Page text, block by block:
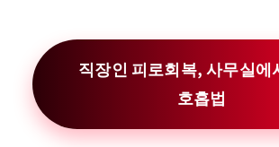
직장인 피로회복, 사무실에
호흡법